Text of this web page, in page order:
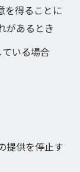
を得ることに
があるとき
いる場合
提供を停止す